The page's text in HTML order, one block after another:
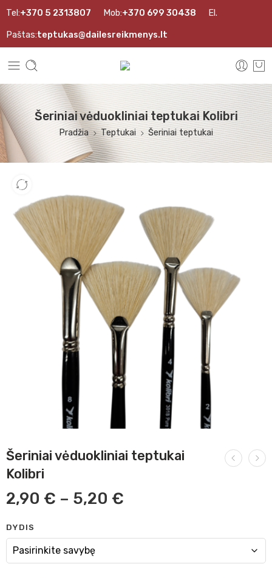
Tel:+370 5 2313807 Mob:+370 699 30438 El.
Paštas:teptukas@dailesreikmenys.lt
Šeriniai vėduokliniai teptukai Kolibri
Pradžia Teptukai Šeriniai teptukai
Šeriniai vėduokliniai teptukai
Kolibri
2,90 € – 5,20 €
DYDIS